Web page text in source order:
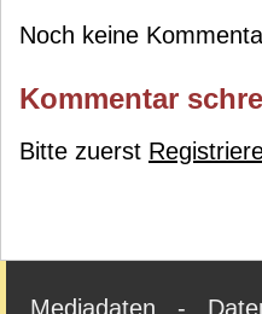
Noch keine
Kommentar
Bitte zuerst
Mediadaten -